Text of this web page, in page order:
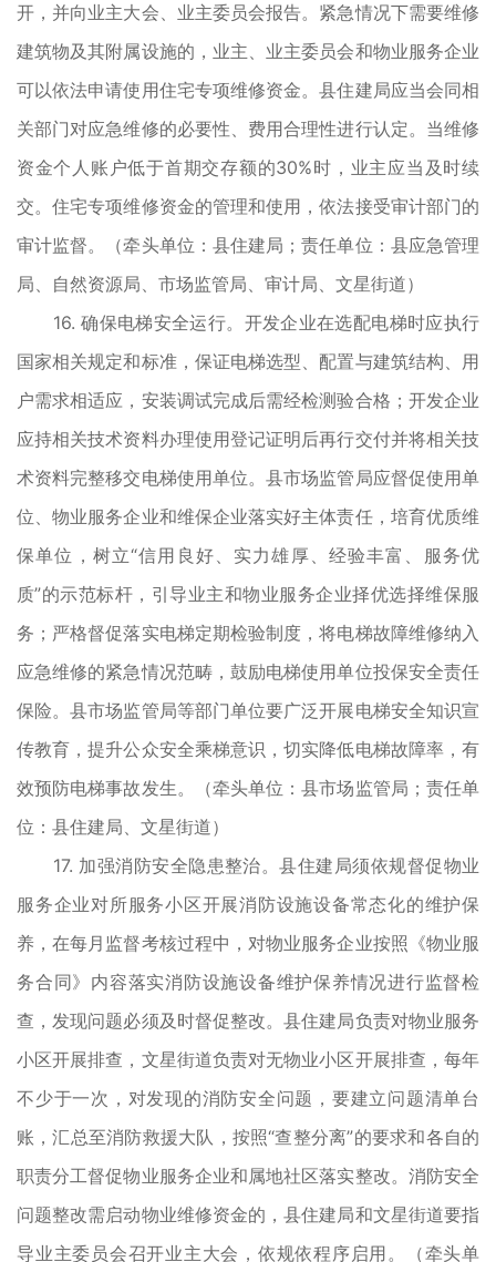
开，并向业主大会、业主委员会报告。紧急情况下需要维修
建筑物及其附属设施的，业主、业主委员会和物业服务企业
可以依法申请使用住宅专项维修资金。县住建局应当会同相
关部门对应急维修的必要性、费用合理性进行认定。当维修
资金个人账户低于首期交存额的30%时，业主应当及时续
交。住宅专项维修资金的管理和使用，依法接受审计部门的
审计监督。（牵头单位：县住建局；责任单位：县应急管理
局、自然资源局、市场监管局、审计局、文星街道）
16. 确保电梯安全运行。开发企业在选配电梯时应执行
国家相关规定和标准，保证电梯选型、配置与建筑结构、用
户需求相适应，安装调试完成后需经检测验合格；开发企业
应持相关技术资料办理使用登记证明后再行交付并将相关技
术资料完整移交电梯使用单位。县市场监管局应督促使用单
位、物业服务企业和维保企业落实好主体责任，培育优质维
保单位，树立“信用良好、实力雄厚、经验丰富、服务优
质”的示范标杆，引导业主和物业服务企业择优选择维保服
务；严格督促落实电梯定期检验制度，将电梯故障维修纳入
应急维修的紧急情况范畴，鼓励电梯使用单位投保安全责任
保险。县市场监管局等部门单位要广泛开展电梯安全知识宣
传教育，提升公众安全乘梯意识，切实降低电梯故障率，有
效预防电梯事故发生。（牵头单位：县市场监管局；责任单
位：县住建局、文星街道）
17. 加强消防安全隐患整治。县住建局须依规督促物业
服务企业对所服务小区开展消防设施设备常态化的维护保
养，在每月监督考核过程中，对物业服务企业按照《物业服
务合同》内容落实消防设施设备维护保养情况进行监督检
查，发现问题必须及时督促整改。县住建局负责对物业服务
小区开展排查，文星街道负责对无物业小区开展排查，每年
不少于一次，对发现的消防安全问题，要建立问题清单台
账，汇总至消防救援大队，按照“查整分离”的要求和各自的
职责分工督促物业服务企业和属地社区落实整改。消防安全
问题整改需启动物业维修资金的，县住建局和文星街道要指
导业主委员会召开业主大会，依规依程序启用。（牵头单